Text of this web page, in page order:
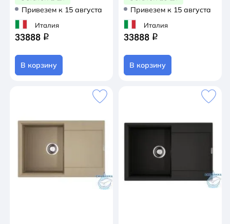
Привезем к 15 августа
Италия
33888 q
В корзину
Привезем к 15 августа
Италия
33888 q
В корзину